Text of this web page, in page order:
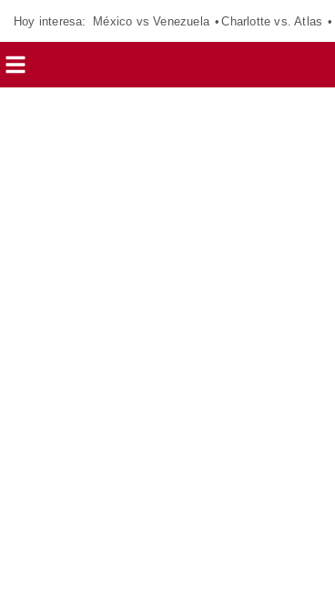
Hoy interesa: México vs Venezuela Charlotte vs. Atlas